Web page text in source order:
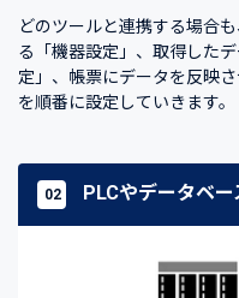
どのツールと連携する場合
る「機器設定」、取得した
定」、帳票にデータを反映
を順番に設定していきます。
02 PLCやデータベ